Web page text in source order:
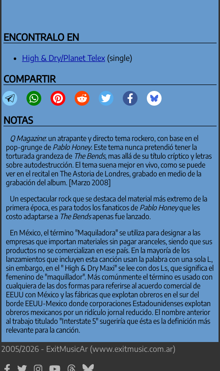
ENCONTRALO EN
High & Dry/Planet Telex(single)
COMPARTIR
NOTAS
Q Magazine: un atrapante y directo tema rockero, con base en el
pop-grunge de Pablo Honey. Este tema nunca pretendió tener la
torturada grandeza de The Bends, mas allá de su título críptico y letras
sobre autodestrucción. El tema suena mejor en vivo, como se puede
ver en el recital en The Astoria de Londres, grabado en medio de la
grabación del album. [Marzo 2008]
Un espectacular rock que se destaca del material más extremo de la
primera época, es para todos los fanaticos de Pablo Honeyque les
costo adaptarse a The Bendsapenas fue lanzado.
En México, el término "Maquiladora" se utiliza para designar a las
empresas que importan materiales sin pagar aranceles, siendo que sus
productos no se comercializan en ese país. En la mayoría de los
lanzamientos que incluyen esta canción usan la palabra con una sola L,
sin embargo, en el " High & Dry Maxi" se lee con dos Ls, que significa el
femenino de "maquillador". Más comúnmente el término es usado con
cualquiera de las dos formas para referirse al acuerdo comercial de
EEUU con México y las fábricas que explotan obreros en el sur del
borde EEUU-Mexico donde corporaciones Estadounidenses explotan
obreros mexicanos por un ridículo jornal reducido. El nombre anterior
al trabajo titulado "Interstate 5" sugeriría que ésta es la definición más
relevante para la canción.
2005/2026 - ExitMusicAr (www.exitmusic.com.ar)